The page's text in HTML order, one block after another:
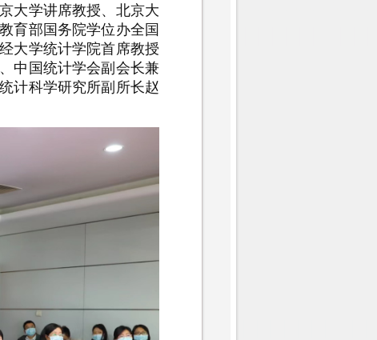
大学讲席教授、北京大
育部国务院学位办全国
大学统计学院首席教授
中国统计学会副会长兼
计科学研究所副所长赵